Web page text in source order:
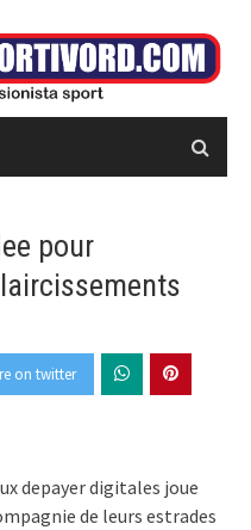
pour
on twitter
depayer digitales joue
de leurs estrades